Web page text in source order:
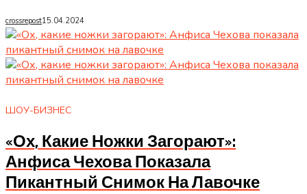
crossrepost15.04.2024
ШОУ-БИЗНЕС
«Ох, Какие Ножки Загорают»:
Анфиса Чехова Показала
Пикантный Снимок На Лавочке